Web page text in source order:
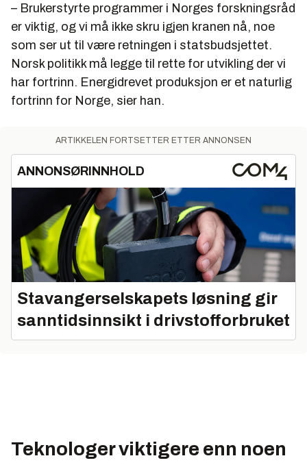
– Brukerstyrte programmer i Norges forskningsråd
er viktig, og vi må ikke skru igjen kranen nå, noe
som ser ut til være retningen i statsbudsjettet.
Norsk politikk må legge til rette for utvikling der vi
har fortrinn. Energidrevet produksjon er et naturlig
fortrinn for Norge, sier han.
ARTIKKELEN FORTSETTER ETTER ANNONSEN
ANNONSØRINNHOLD
Stavangerselskapets løsning gir
sanntidsinnsikt i drivstofforbruket
Teknologer viktigere enn noen